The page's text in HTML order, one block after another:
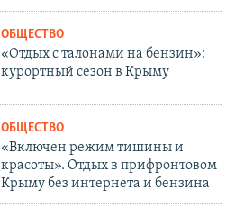
ОБЩЕСТВО
«Отдых с талонами на бензин»:
курортный сезон в Крыму
ОБЩЕСТВО
«Включен режим тишины и
красоты». Отдых в прифронтовом
Крыму без интернета и бензина